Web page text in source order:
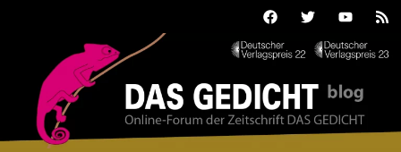
FacebookTwitterYoutube